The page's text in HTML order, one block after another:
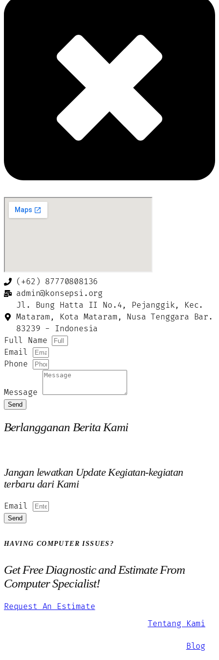
(+62) 87770808136
admin@konsepsi.org
Jl. Bung Hatta II No.4, Pejanggik, Kec.
Mataram, Kota Mataram, Nusa Tenggara Bar.
83239 - Indonesia
Full Name
Email
Phone
Message
Send
Berlangganan Berita Kami
Jangan lewatkan Update Kegiatan-kegiatan
terbaru dari Kami
Email
Send
HAVING COMPUTER ISSUES?
Get Free Diagnostic and Estimate From
Computer Specialist!
Request An Estimate
Tentang Kami
Blog